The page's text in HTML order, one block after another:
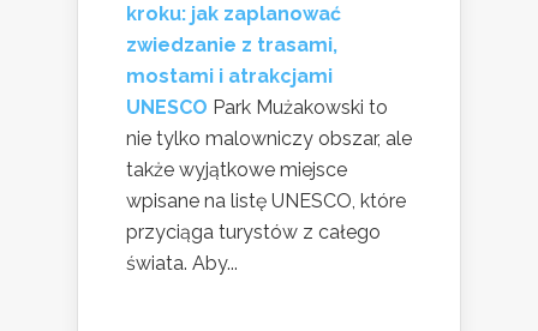
kroku: jak zaplanować
zwiedzanie z trasami,
mostami i atrakcjami
UNESCO Park Mużakowski to
nie tylko malowniczy obszar, ale
także wyjątkowe miejsce
wpisane na listę UNESCO, które
przyciąga turystów z całego
świata. Aby...